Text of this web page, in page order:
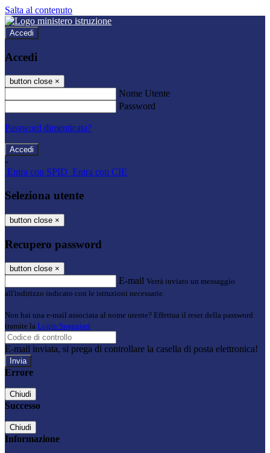
Salta al contenuto
Accedi
Accedi
button close ×
Nome Utente
Password
Password dimenticata?
-
Entra con SPID Entra con CIE
Seleziona utente
button close ×
Recupero password
button close ×
E-mail Verrà inviato un messaggio
all'indirizzo indicato con le istruzioni necessarie.
Non hai una e-mail associata al nome utente? Effettua il reset della password
tramite la Login Spaggiari
E-mail inviata, si prega di controllare la casella di posta elettronica!
Errore
Chiudi
Successo
Chiudi
Informazione